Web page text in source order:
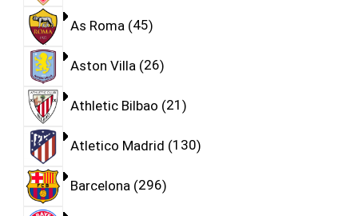
As Roma 45
Aston Villa 26
Athletic Bilbao 21
Atletico Madrid 130
Barcelona 296